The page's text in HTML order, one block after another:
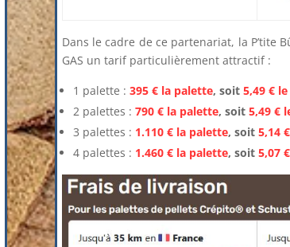
Dans le cadre de ce partenariat, la P’tite
GAS un tarif particulièrement attractif :
1 palette : 395 € la palette, soit 5,49 € le
2 palettes : 790 € la palette, soit 5,49 €
3 palettes : 1.110 € la palette, soit 5,14
4 palettes : 1.460 € la palette, soit 5,07